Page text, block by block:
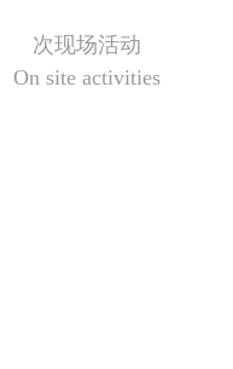
次现场活动
On site activities